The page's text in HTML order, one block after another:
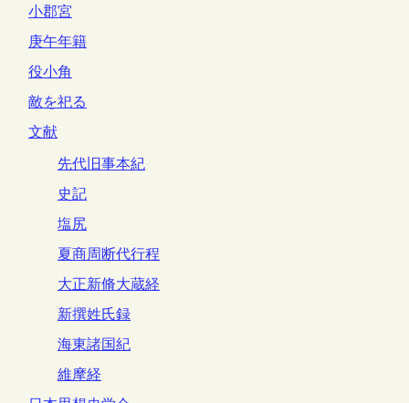
小郡宮
庚午年籍
役小角
敵を祀る
文献
先代旧事本紀
史記
塩尻
夏商周断代行程
大正新脩大蔵経
新撰姓氏録
海東諸国紀
維摩経